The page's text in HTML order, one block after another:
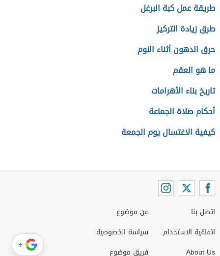
طريقة عمل كبة البرغل
طرق زيادة التركيز
حرق الدهون أثناء النوم
ما هو العقم
تاريخ بناء الأهرامات
أحكام صلاة الجماعة
كيفية الاغتسال يوم الجمعة
اتصل بنا
اتفاقية الاستخدام
About Us
عن موضوع
سياسة الخصوصية
فريق موضوع
+